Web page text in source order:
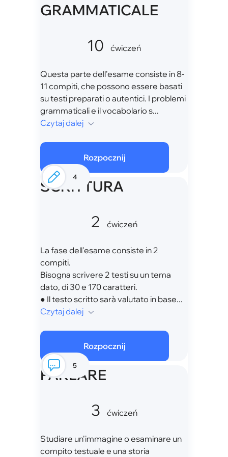
GRAMMATICALE
10 ćwiczeń
Questa parte dell'esame consiste in 8-
11 compiti, che possono essere basati
su testi preparati o autentici. I problemi
grammaticali e il vocabolario s...
Czytaj dalej
Rozpocznij
4
SCRITTURA
2 ćwiczeń
La fase dell'esame consiste in 2
compiti.
Bisogna scrivere 2 testi su un tema
dato, di 30 e 170 caratteri.
● Il testo scritto sarà valutato in base...
Czytaj dalej
Rozpocznij
5
PARLARE
3 ćwiczeń
Studiare un'immagine o esaminare un
compito testuale e una storia